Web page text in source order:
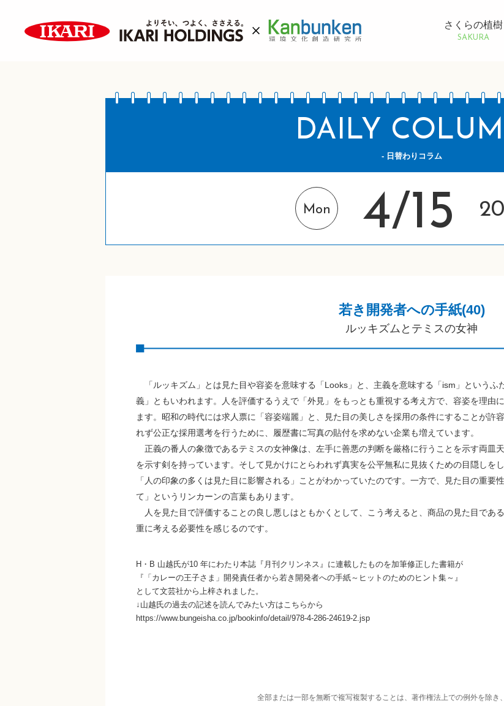
さくらの植樹
SAKURA
DAILY
- 日替わりコラム
Mon 4/15
若き開発者への手紙(40)
ルッキズムとテミスの女神
「ルッキズム」とは見た目や容姿を意味する「Looks」と、主義を意味する「ism」というふ
義」ともいわれます。人を評価するうえで「外見」をもっとも重視する考え方で、容姿を理由
ます。昭和の時代には求人票に「容姿端麗」と、見た目の美しさを採用の条件にすることが許
れず公正な採用選考を行うために、履歴書に写真の貼付を求めない企業も増えています。
正義の番人の象徴であるテミスの女神像は、左手に善悪の判断を厳格に行うことを示す両皿
を示す剣を持っています。そして見かけにとらわれず真実を公平無私に見抜くための目隠しを
「人の印象の多くは見た目に影響される」ことがわかっていたのです。一方で、見た目の重要
て」というリンカーンの言葉もあります。
人を見た目で評価することの良し悪しはともかくとして、こう考えると、商品の見た目であ
重に考える必要性を感じるのです。
H・B 山越氏が10 年にわたり本誌『月刊クリンネス』に連載したものを加筆修正した書籍が
『「カレーの王子さま」開発責任者から若き開発者への手紙～ヒットのためのヒント集～』
として文芸社から上梓されました。
↓山越氏の過去の記述を読んでみたい方はこちらから
https://www.bungeisha.co.jp/bookinfo/detail/978-4-286-24619-2.jsp
全部または一部を無断で複写複製することは、著作権法上での例外を除き